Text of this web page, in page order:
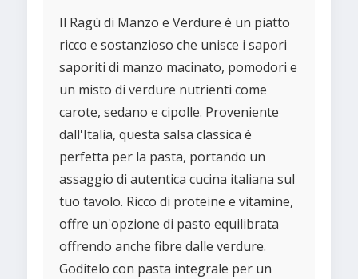
Il Ragù di Manzo e Verdure è un piatto
ricco e sostanzioso che unisce i sapori
saporiti di manzo macinato, pomodori e
un misto di verdure nutrienti come
carote, sedano e cipolle. Proveniente
dall'Italia, questa salsa classica è
perfetta per la pasta, portando un
assaggio di autentica cucina italiana sul
tuo tavolo. Ricco di proteine e vitamine,
offre un'opzione di pasto equilibrata
offrendo anche fibre dalle verdure.
Goditelo con pasta integrale per un